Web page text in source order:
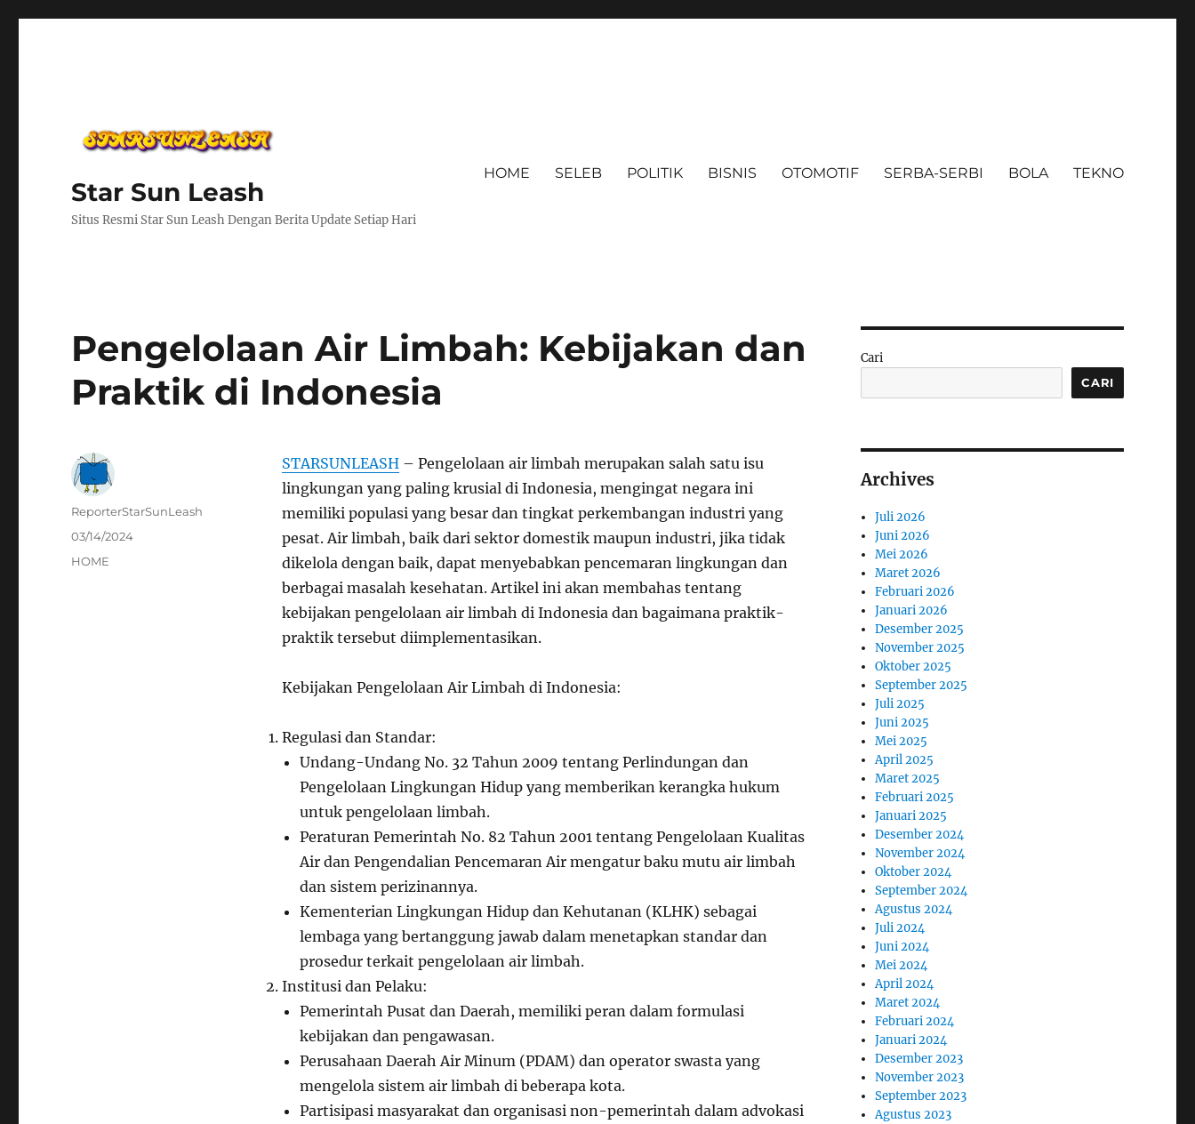
Star Sun Leash
Situs Resmi Star Sun Leash Dengan Berita Update Setiap Hari
HOME SELEB POLITIK BISNIS OTOMOTIF SERBA-SERBI BOLA TEKNO
Pengelolaan Air Limbah: Kebijakan dan
Praktik di Indonesia
STARSUNLEASH– Pengelolaan air limbah merupakan salah satu isu
lingkungan yang paling krusial di Indonesia, mengingat negara ini
memiliki populasi yang besar dan tingkat perkembangan industri yang
pesat. Air limbah, baik dari sektor domestik maupun industri, jika tidak
dikelola dengan baik, dapat menyebabkan pencemaran lingkungan dan
berbagai masalah kesehatan. Artikel ini akan membahas tentang
kebijakan pengelolaan air limbah di Indonesia dan bagaimana praktik-
praktik tersebut diimplementasikan.
Kebijakan Pengelolaan Air Limbah di Indonesia:
Regulasi dan Standar:
Undang-Undang No. 32 Tahun 2009 tentang Perlindungan dan
Pengelolaan Lingkungan Hidup yang memberikan kerangka hukum
untuk pengelolaan limbah.
Peraturan Pemerintah No. 82 Tahun 2001 tentang Pengelolaan Kualitas
Air dan Pengendalian Pencemaran Air mengatur baku mutu air limbah
dan sistem perizinannya.
Kementerian Lingkungan Hidup dan Kehutanan (KLHK) sebagai
lembaga yang bertanggung jawab dalam menetapkan standar dan
prosedur terkait pengelolaan air limbah.
Institusi dan Pelaku:
Pemerintah Pusat dan Daerah, memiliki peran dalam formulasi
kebijakan dan pengawasan.
Perusahaan Daerah Air Minum (PDAM) dan operator swasta yang
mengelola sistem air limbah di beberapa kota.
Partisipasi masyarakat dan organisasi non-pemerintah dalam advokasi
Author
ReporterStarSunLeash
Posted
on
03/14/2024
Categories
HOME
Cari
CARI
Archives
Juli 2026
Juni 2026
Mei 2026
Maret 2026
Februari 2026
Januari 2026
Desember 2025
November 2025
Oktober 2025
September 2025
Juli 2025
Juni 2025
Mei 2025
April 2025
Maret 2025
Februari 2025
Januari 2025
Desember 2024
November 2024
Oktober 2024
September 2024
Agustus 2024
Juli 2024
Juni 2024
Mei 2024
April 2024
Maret 2024
Februari 2024
Januari 2024
Desember 2023
November 2023
September 2023
Agustus 2023